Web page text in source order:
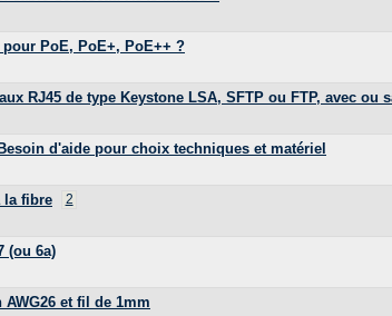
PoE, PoE+, PoE++ ?
RJ45 de type Keystone LSA, SFTP ou FTP, avec ou
d'aide pour choix techniques et matériel
la fibre 2
(ou 6a)
et fil de 1mm